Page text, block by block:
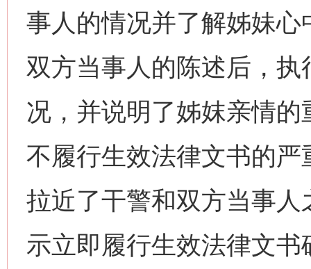
事人的情况并了解姊妹
双方当事人的陈述后，
况，并说明了姊妺亲情
不履行生效法律文书的
拉近了干警和双方当事
示立即履行生效法律文